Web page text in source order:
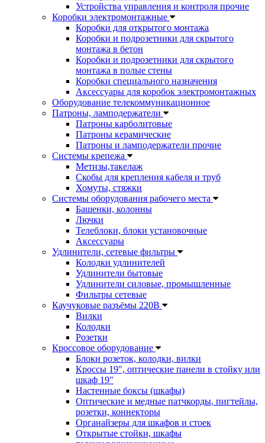
Устройства управления и контроля прочие
Коробки электромонтажные
Коробки для открытого монтажа
Коробки и подрозетники для скрытого
монтажа в бетон
Коробки и подрозетники для скрытого
монтажа в полые стены
Коробки специального назначения
Аксессуары для коробок электромонтажных
Оборудование телекоммуникационное
Патроны, ламподержатели
Патроны карболитовые
Патроны керамические
Патроны и ламподержатели прочие
Системы крепежа
Метизы,такелаж
Скобы для крепления кабеля и труб
Хомуты, стяжки
Системы оборудования рабочего места
Башенки, колонны
Лючки
Телеблоки, блоки установочные
Аксессуары
Удлинители, сетевые фильтры
Колодки удлинителей
Удлинители бытовые
Удлинители силовые, промышленные
Фильтры сетевые
Каучуковые разъёмы 220В
Вилки
Колодки
Розетки
Кроссовое оборудование
Блоки розеток, колодки, вилки
Кроссы 19", оптические панели в стойку или
шкаф 19"
Настенные боксы (шкафы)
Оптические и медные патчкорды, пигтейлы,
розетки, коннекторы
Органайзеры для шкафов и стоек
Открытые стойки, шкафы